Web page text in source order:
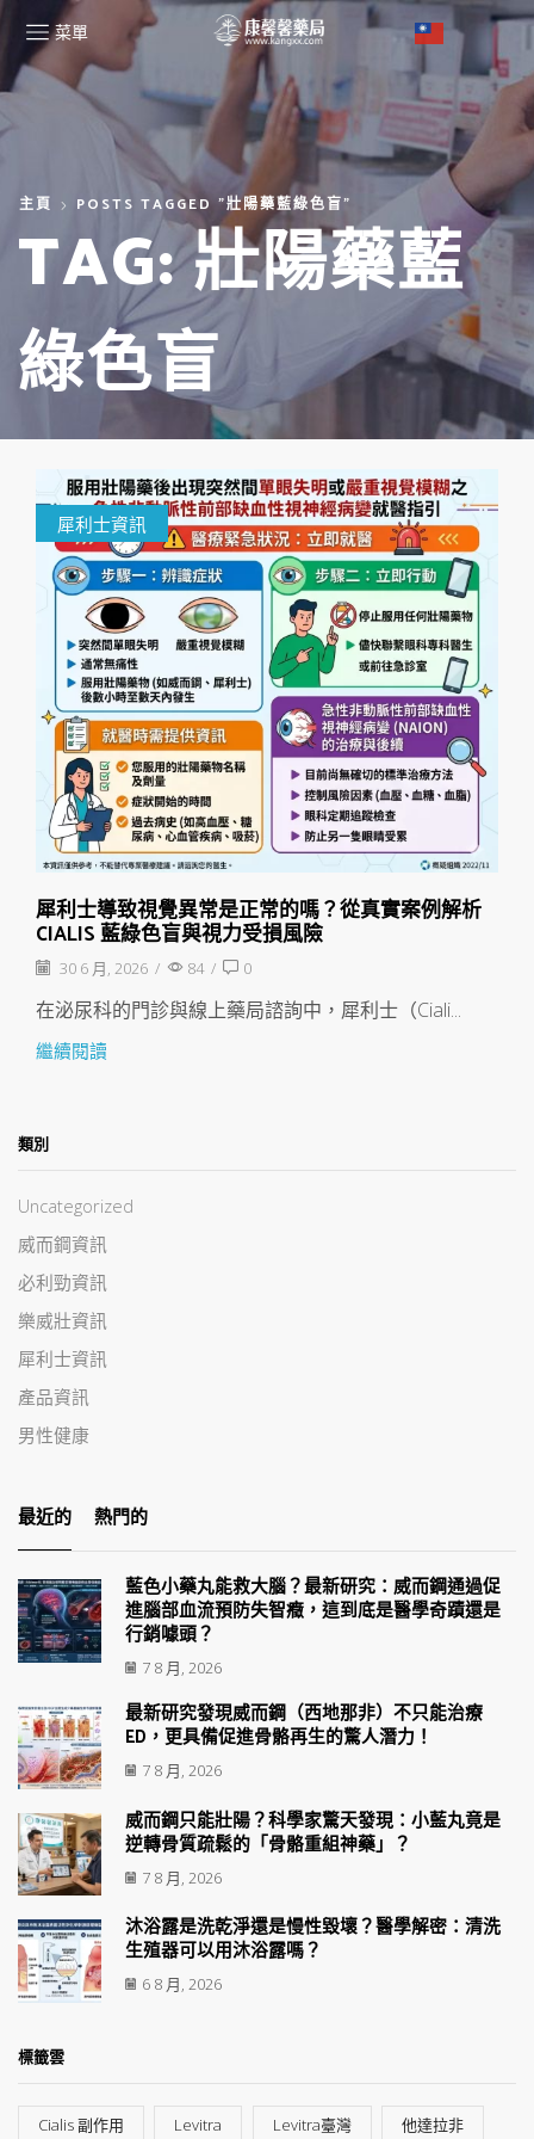
菜單
主頁 POSTS TAGGED "壯陽藥藍綠色盲"
TAG: 壯陽藥藍
綠色盲
犀利士資訊
犀利士導致視覺異常是正常的嗎？從真實案例解析
CIALIS 藍綠色盲與視力受損風險
30 6 月, 2026 / 84 / 0
在泌尿科的門診與線上藥局諮詢中，犀利士（Ciali...
繼續閱讀
類別
Uncategorized
威而鋼資訊
必利勁資訊
樂威壯資訊
犀利士資訊
產品資訊
男性健康
最近的 熱門的
藍色小藥丸能救大腦？最新研究：威而鋼通過促
進腦部血流預防失智癥，這到底是醫學奇蹟還是
行銷噱頭？
7 8 月, 2026
最新研究發現威而鋼（西地那非）不只能治療
ED，更具備促進骨骼再生的驚人潛力！
7 8 月, 2026
威而鋼只能壯陽？科學家驚天發現：小藍丸竟是
逆轉骨質疏鬆的「骨骼重組神藥」？
7 8 月, 2026
沐浴露是洗乾淨還是慢性毀壞？醫學解密：清洗
生殖器可以用沐浴露嗎？
6 8 月, 2026
標籤雲
Cialis 副作用 Levitra Levitra臺灣 他達拉非